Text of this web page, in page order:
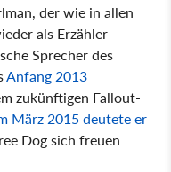
der wie in allen
als Erzähler
Sprecher des
Anfang 2013
zukünftigen Fallout-
März 2015 deutete er
Dog sich freuen